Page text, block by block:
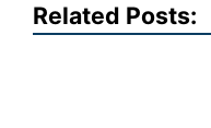
Related Posts: